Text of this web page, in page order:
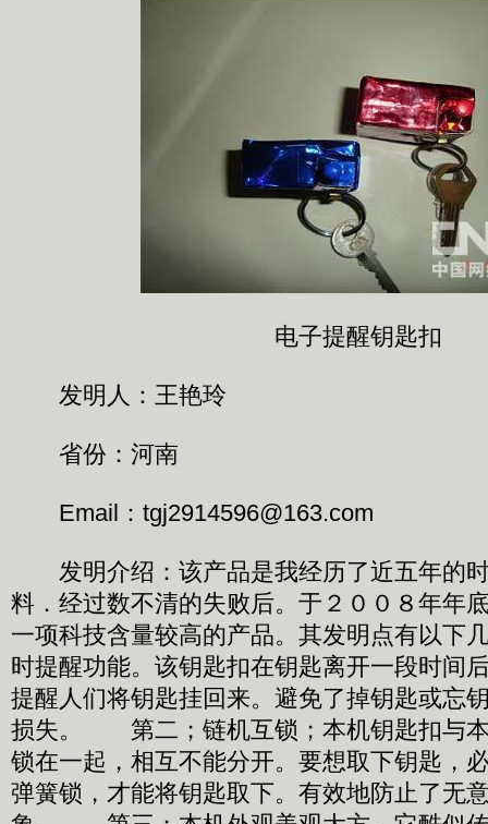
电子提醒钥匙扣
发明人：王艳玲
省份：河南
Email：tgj2914596@163.com
发明介绍：该产品是我经历了近五年的
料．经过数不清的失败后。于２００８年年
一项科技含量较高的产品。其发明点有以
时提醒功能。该钥匙扣在钥匙离开一段时间
提醒人们将钥匙挂回来。避免了掉钥匙或忘
损失。 第二；链机互锁；本机钥匙扣与本
锁在一起，相互不能分开。要想取下钥匙，
弹簧锁，才能将钥匙取下。有效地防止了无